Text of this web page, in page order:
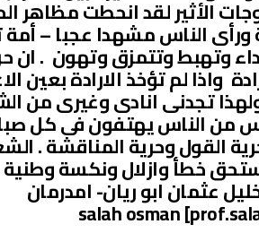
الأثير لقد انحطت مظاهر
ورأى الناس مشهدا عجبا –
وتهبط وتتمزق وتهون . ان
واذا لم تؤخذ الارادة بعين
تجدنى انادى وغيرى من
من الناس يهتفون فى كل
القول وحرية المناقشة .
خطأ وازلال ونكسة
عثمان ابو ريان- امدرمان
salah osman